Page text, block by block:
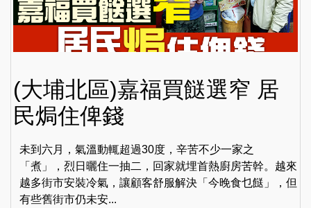
(大埔北區)嘉福買餸選窄 居
民焗住俾錢
未到六月，氣溫動輒超過30度，辛苦不少一家之
「煮」，烈日曬住一抽二，回家就埋首熱廚房苦幹。越來
越多街市安裝冷氣，讓顧客舒服解決「今晚食乜餸」，但
有些舊街市仍未安...